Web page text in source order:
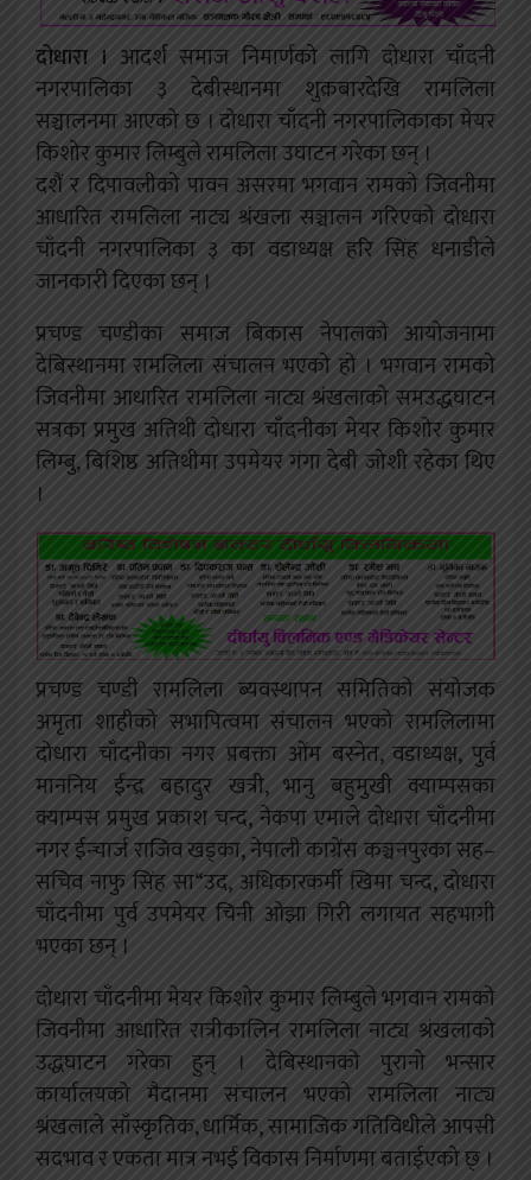
दोधारा । आदर्श समाज निमार्णको लागि दोधारा चाँदनी
नगरपालिका ३ देबीस्थानमा शुक्रबारदेखि रामलिला
सञ्चालनमा आएको छ । दोधारा चाँदनी नगरपालिकाका मेयर
किशोर कुमार लिम्बुले रामलिला उघाटन गरेका छन् ।
दशैं र दिपावलीको पावन असरमा भगवान रामको जिवनीमा
आधारित रामलिला नाट्य श्रंखला सञ्चालन गरिएको दोधारा
चाँदनी नगरपालिका ३ का वडाध्यक्ष हरि सिंह धनाडीले
जानकारी दिएका छन् ।
प्रचण्ड चण्डीका समाज बिकास नेपालको आयोजनामा
देबिस्थानमा रामलिला संचालन भएको हो । भगवान रामको
जिवनीमा आधारित रामलिला नाट्य श्रंखलाको समउद्धघाटन
सत्रका प्रमुख अतिथी दोधारा चाँदनीका मेयर किशोर कुमार
लिम्बु, बिशिष्ठ अतिथीमा उपमेयर गंगा देबी जोशी रहेका थिए
।
प्रचण्ड चण्डी रामलिला ब्यवस्थापन समितिको संयोजक
अमृता शाहीको सभापित्वमा संचालन भएको रामलिलामा
दोधारा चाँदनीका नगर प्रबक्ता ओंम बस्नेत, वडाध्यक्ष, पुर्व
माननिय ईन्द्र बहादुर खत्री, भानु बहुमुखी क्याम्पसका
क्याम्पस प्रमुख प्रकाश चन्द, नेकपा एमाले दोधारा चाँदनीमा
नगर ईन्चार्ज राजिव खड्का, नेपाली काग्रेंस कञ्चनपुरका सह–
सचिव नाफु सिंह सा“उद, अधिकारकर्मी खिमा चन्द, दोधारा
चाँदनीमा पुर्व उपमेयर चिनी ओझा गिरी लगायत सहभागी
भएका छन् ।
दोधारा चाँदनीमा मेयर किशोर कुमार लिम्बुले भगवान रामको
जिवनीमा आधारित रात्रीकालिन रामलिला नाट्य श्रंखलाको
उद्धघाटन गरेका हुन् । देबिस्थानको पुरानो भन्सार
कार्यालयको मैदानमा संचालन भएको रामलिला नाट्य
श्रंखलाले साँस्कृतिक, धार्मिक, सामाजिक गतिविधीले आपसी
सदभाव र एकता मात्र नभई विकास निर्माणमा बताईएको छ् ।